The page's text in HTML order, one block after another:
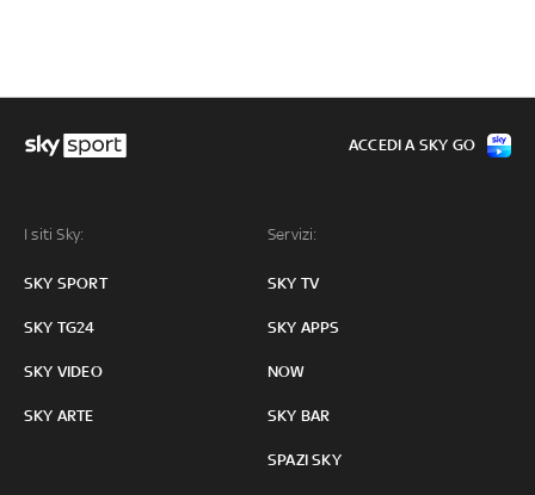
I siti Sky:
SKY SPORT
SKY TG24
SKY VIDEO
SKY ARTE
Servizi:
SKY TV
SKY APPS
NOW
SKY BAR
SPAZI SKY
ACCEDI A SKY GO